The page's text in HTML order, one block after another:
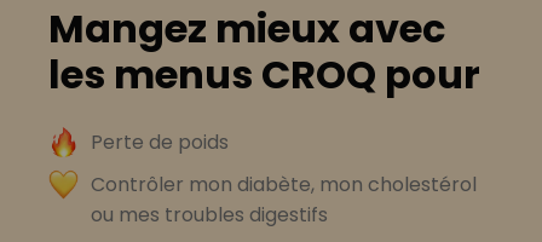
Mangez mieux avec
les menus CROQ pour
Perte de poids
Contrôler mon diabète, mon cholestérol
ou mes troubles digestifs